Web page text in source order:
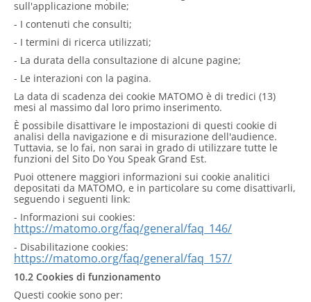
sull'applicazione mobile;
- I contenuti che consulti;
- I termini di ricerca utilizzati;
- La durata della consultazione di alcune pagine;
- Le interazioni con la pagina.
La data di scadenza dei cookie MATOMO è di tredici (13)
mesi al massimo dal loro primo inserimento.
È possibile disattivare le impostazioni di questi cookie di
analisi della navigazione e di misurazione dell'audience.
Tuttavia, se lo fai, non sarai in grado di utilizzare tutte le
funzioni del Sito Do You Speak Grand Est.
Puoi ottenere maggiori informazioni sui cookie analitici
depositati da MATOMO, e in particolare su come disattivarli,
seguendo i seguenti link:
- Informazioni sui cookies:
https://matomo.org/faq/general/faq_146/
- Disabilitazione cookies:
https://matomo.org/faq/general/faq_157/
10.2 Cookies di funzionamento
Questi cookie sono per: